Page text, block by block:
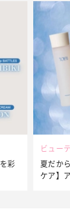
切！くずれない